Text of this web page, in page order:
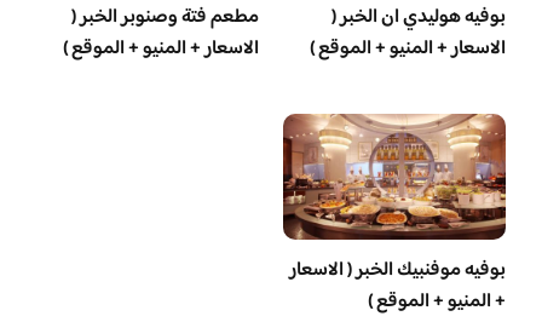
بوفيه هوليدي ان الخبر (
الاسعار + المنيو + الموقع )
مطعم فتة وصنوبر الخبر (
الاسعار + المنيو + الموقع )
بوفيه موفنبيك الخبر ( الاسعار
+ المنيو + الموقع )